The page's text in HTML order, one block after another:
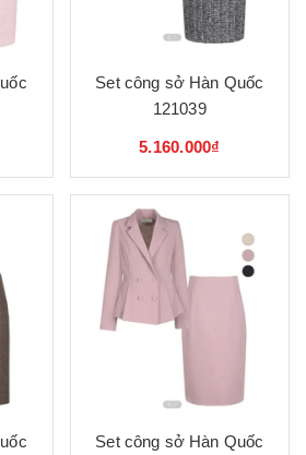
Set công sở Hàn Quốc
121039
5.160.000₫
Set công sở Hàn Quốc